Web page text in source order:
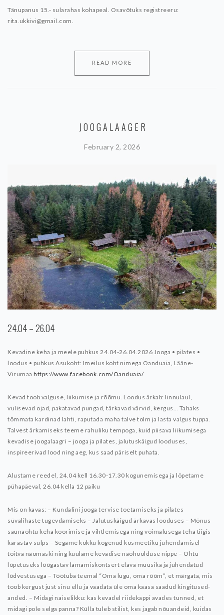
Tänupanus 15.- sularahas kohapeal. Osavõtuks registreeru:
rita.ukkivi@gmail.com.
READ MORE
JOOGALAAGER
February 2, 2026
24.04 – 26.04
Kevadine keha ja meele puhkus 24.04-26.04.2026 Jooga • pilates •
loodus • puhkus Asukoht: Imeilus koht nimega Oanduaia, Lääne-
Virumaa https://www.facebook.com/Oanduaia/
Kevad toob valguse, liikumise ja rõõmu. Loodus ärkab: linnulaul,
vulisevad ojad, pakatavad pungad, tärkavad värvid, kergus… Tahaks
tõmmata kardinad lahti, raputada maha talve tolm ja lasta valgus tuppa.
Talvest ärkamiseks teeme rahuliku tempoga, kuid piisava liikumisega
kevadise joogalaagri – jooga ja pilates, jalutuskäigud looduses,
inspireerivad lood ning aeg, kus saad päriselt puhata.
Alustame reedel, 24.04 kell 16.30-17.30 kogunemisega ja lõpetame
pühapäeval, 26.04 kella 12 paiku
Mis on kavas: – Kundalini jooga tervise toetamiseks ja pilates
süvalihaste tugevdamiseks – Jalutuskäigud ärkavas looduses – Mõnus
saunaõhtu keha koorimise ja vihtlemisega ning võimalusega teha tiigis
karastav sulps – Segame kokku kogenud kosmeetiku juhendamisel
toitva näomaski ning kuulame kevadise näohoolduse nippe – Õhtu
lõpetuseks lõõgastav lamamiskontsert elava muusika ja juhendatud
lõdvestusega – Töötuba teemal “Oma lugu, oma rõõm”, et märgata, mis
toob kergust just sinu ellu ja vaadata üle oma kaasa saadud kingitused-
anded. – Midagi naiselikku: kas kevadel riidekappi avades tunned, et
midagi pole selga panna? Külla tuleb stilist, kes jagab nõuandeid, kuidas